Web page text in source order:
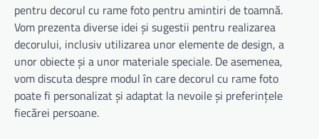
pentru decorul cu rame foto pentru amintiri de toamnă.
Vom prezenta diverse idei și sugestii pentru realizarea
decorului, inclusiv utilizarea unor elemente de design, a
unor obiecte și a unor materiale speciale. De asemenea,
vom discuta despre modul în care decorul cu rame foto
poate fi personalizat și adaptat la nevoile și preferințele
fiecărei persoane.